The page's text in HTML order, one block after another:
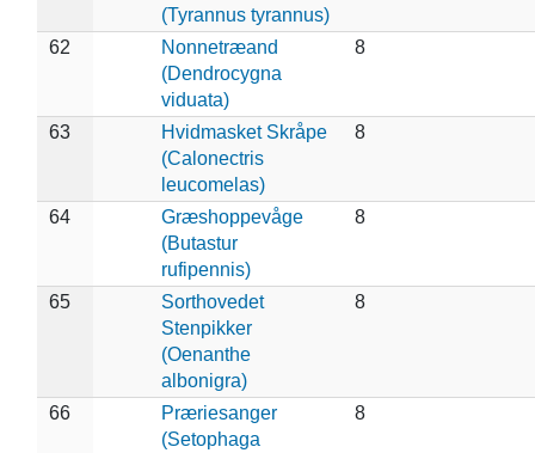
(Tyrannus tyrannus)
62
Nonnetræand
(Dendrocygna
viduata)
8
63
Hvidmasket Skråpe
(Calonectris
leucomelas)
8
64
Græshoppevåge
(Butastur
rufipennis)
8
65
Sorthovedet
Stenpikker
(Oenanthe
albonigra)
8
66
Præriesanger
(Setophaga
8